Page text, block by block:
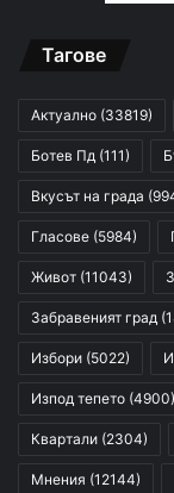
Тагове
Актуално (33819)
Ботев Пд (111)
Вкусът на града
Гласове (5984)
Живот (11043)
Забравеният град
Избори (5022)
Изпод тепето (4900)
Квартали (2304)
Мнения (12144)